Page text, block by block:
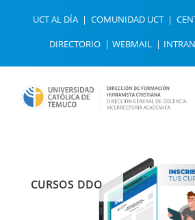
UCT AL DÍA COMUNIDAD UCT
DIRECTORIO
WEBMAIL
CURSOS DDO